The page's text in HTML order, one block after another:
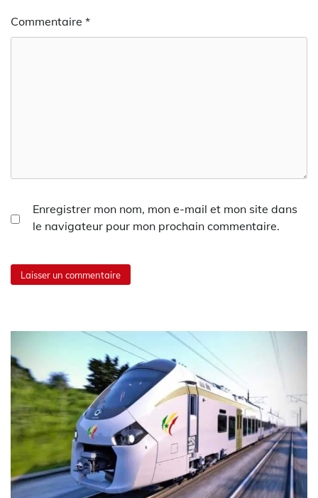
Commentaire *
Enregistrer mon nom, mon e-mail et mon site dans
le navigateur pour mon prochain commentaire.